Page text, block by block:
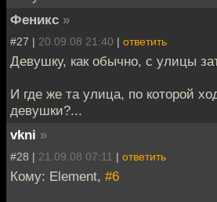
Феникс »
#27 | 20.09.08 21:40 | ответить
Девушку, как обычно, с улицы
И где же та улица, по которой
девушки?...
vkni »
#28 | 21.09.08 07:11 | ответить
Кому: Element, #6